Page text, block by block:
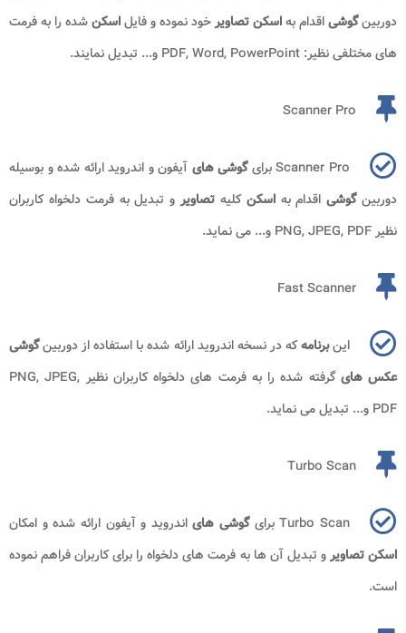
دوربینگوشیاقدام بهاسکن تصاویرخود نموده و فایلاسکنشده را به فرمت
های مختلفی نظیر: PDF, Word, PowerPoint و... تبدیل نمایند.
Scanner Pro
Scanner Pro برای گوشی های آیفون و اندروید ارائه شده و بوسیله
دوربینگوشی اقدام بهاسکنکلیه تصاویر و تبدیل به فرمت دلخواه کاربران
نظیر PNG, JPEG, PDF و... می نماید.
Fast Scanner
اینبرنامهکه در نسخه اندروید ارائه شده با استفاده از دوربینگوشی
عکس های
گرفته شده را به فرمت های دلخواه کاربران نظیر PNG, JPEG,
PDF و... تبدیل می نماید.
Turbo Scan
Turbo Scan برای گوشی هایاندروید و آیفون ارائه شده و امکان
اسکن تصاویرو تبدیل آن ها به فرمت های دلخواه را برای کاربران فراهم نموده
است.